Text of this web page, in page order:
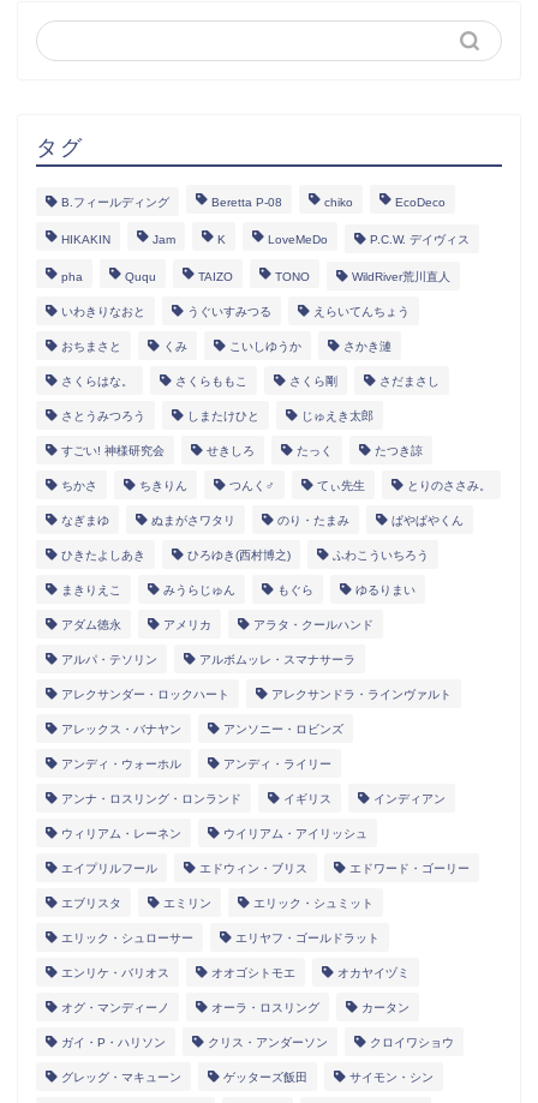
タグ
B.フィールディング Beretta P-08 chiko EcoDeco
HIKAKIN Jam K LoveMeDo P.C.W. デイヴィス
pha Ququ TAIZO TONO WildRiver荒川直人
いわきりなおと うぐいすみつる えらいてんちょう
おちまさと くみ こいしゆうか さかき漣
さくらはな。 さくらももこ さくら剛 さだまさし
さとうみつろう しまたけひと じゅえき太郎
すごい! 神様研究会 せきしろ たっく たつき諒
ちかさ ちきりん つんく♂ てぃ先生 とりのささみ。
なぎまゆ ぬまがさワタリ のり・たまみ ぱやぱやくん
ひきたよしあき ひろゆき(西村博之) ふわこういちろう
まきりえこ みうらじゅん もぐら ゆるりまい
アダム徳永 アメリカ アラタ・クールハンド
アルパ・テソリン アルボムッレ・スマナサーラ
アレクサンダー・ロックハート アレクサンドラ・ラインヴァルト
アレックス・バナヤン アンソニー・ロビンズ
アンディ・ウォーホル アンディ・ライリー
アンナ・ロスリング・ロンランド イギリス インディアン
ウィリアム・レーネン ウイリアム・アイリッシュ
エイプリルフール エドウィン・ブリス エドワード・ゴーリー
エブリスタ エミリン エリック・シュミット
エリック・シュローサー エリヤフ・ゴールドラット
エンリケ・バリオス オオゴシトモエ オカヤイヅミ
オグ・マンディーノ オーラ・ロスリング カータン
ガイ・P・ハリソン クリス・アンダーソン クロイワショウ
グレッグ・マキューン ゲッターズ飯田 サイモン・シン